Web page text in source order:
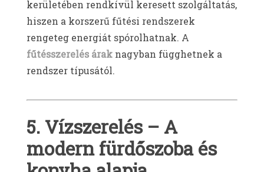
kerületében rendkívül keresett szolgáltatás,
hiszen a korszerű fűtési rendszerek
rengeteg energiát spórolhatnak. A
fűtésszerelés árak nagyban függhetnek a
rendszer típusától.
5. Vízszerelés – A
modern fürdőszoba és